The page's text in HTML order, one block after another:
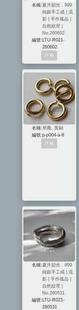
名稱:夏月韶光．999
純銀手工戒 | 流
影 | 手作孤品 |
自然紋理 |
No.260602
編號: LTU-R021-
260602
名稱: 單圈, 黃銅
編號:p-p004-a-8
名稱:夏月韶光．999
純銀手工戒 | 流
影 | 手作孤品 |
自然紋理 |
No.260531
編號: LTU-R021-
260531